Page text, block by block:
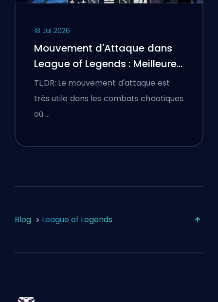
18 Jul 2026
Mouvement d'Attaque dans
League of Legends : Meilleures
Configurations
TL;DR: Le mouvement d'attaque est
très utile dans les combats chaotiques
où …
Blog League of Legends